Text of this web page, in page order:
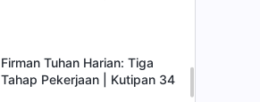
Firman Tuhan Harian: Tiga
Tahap Pekerjaan | Kutipan 34